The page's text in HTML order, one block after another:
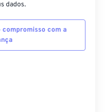
dados.
compromisso com a